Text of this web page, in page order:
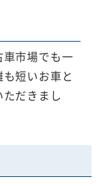
市場でも一
短いお車と
だきまし